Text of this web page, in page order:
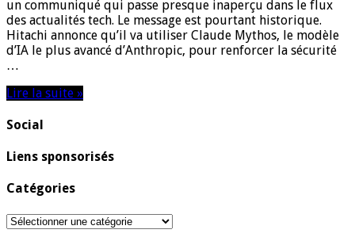
un communiqué qui passe presque inaperçu dans le flux
des actualités tech. Le message est pourtant historique.
Hitachi annonce qu’il va utiliser Claude Mythos, le modèle
d’IA le plus avancé d’Anthropic, pour renforcer la sécurité
…
Lire la suite »
Social
Liens sponsorisés
Catégories
Catégories